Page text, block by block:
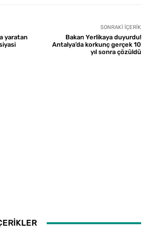
yaratan
SONRAKI İÇERIK
Bakan Yerlikaya duyurdu!
Antalya’da korkunç gerçek 10
yıl sonra çözüldü